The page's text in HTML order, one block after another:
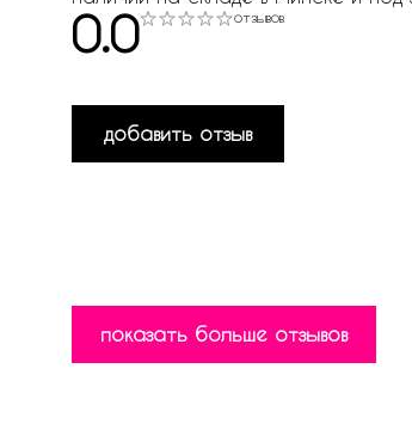
0.0 отзывов
добавить отзыв
показать больше отзывов